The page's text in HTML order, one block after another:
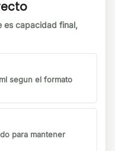
es capacidad final,
segun el formato
para mantener